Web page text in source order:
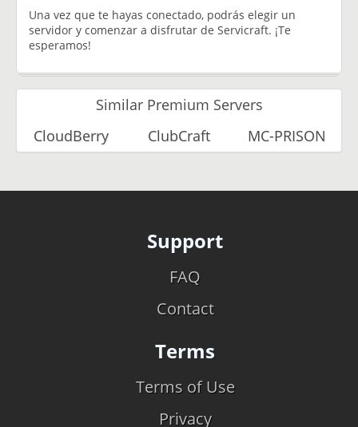
Una vez que te hayas conectado, podrás elegir un
servidor y comenzar a disfrutar de Servicraft. ¡Te
esperamos!
Similar Premium Servers
CloudBerry
ClubCraft MC-PRISON
Support
FAQ
Contact
Terms
Terms of Use
Privacy